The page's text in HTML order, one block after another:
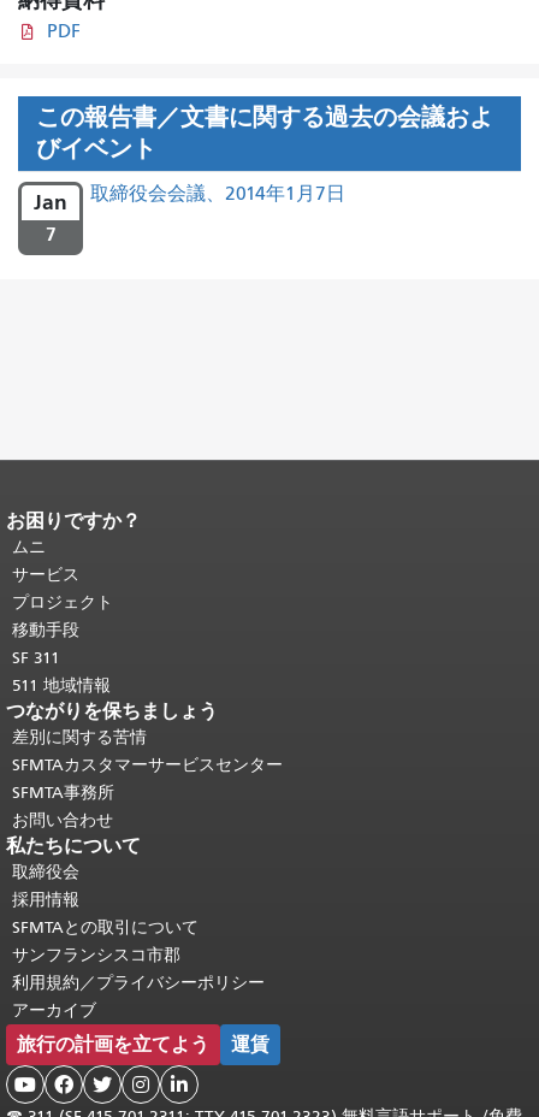
PDF
この報告書／文書に関する過去の会議およ
びイベント
Jan
7
取締役会会議、2014年1月7日
ページコンテンツの終わり。
ジの残りの部分はすべてのページで繰
り返されます。
頭に戻る。
お困りですか？
ムニ
サービス
プロジェクト
移動手段
SF 311
511 地域情報
つながりを保ちましょう
差別に関する苦情
SFMTAカスタマーサービスセンター
SFMTA事務所
お問い合わせ
私たちについて
取締役会
採用情報
SFMTAとの取引について
サンフランシスコ市郡
利用規約／プライバシーポリシー
アーカイブ
旅行の計画を立てよう 運賃
    